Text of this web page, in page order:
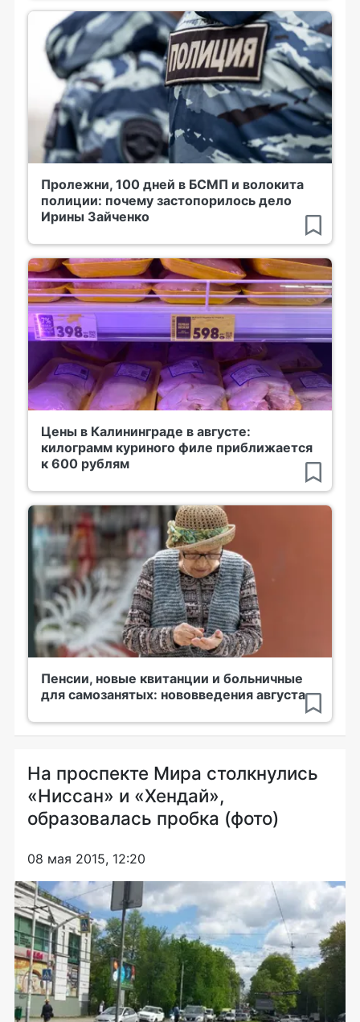
Пролежни, 100 дней в БСМП и волокита
полиции: почему застопорилось дело
Ирины Зайченко
Цены в Калининграде в августе:
килограмм куриного филе приближается
к 600 рублям
Пенсии, новые квитанции и больничные
для самозанятых: нововведения августа
На проспекте Мира столкнулись
«Ниссан» и «Хендай»,
образовалась пробка (фото)
08 мая 2015, 12:20